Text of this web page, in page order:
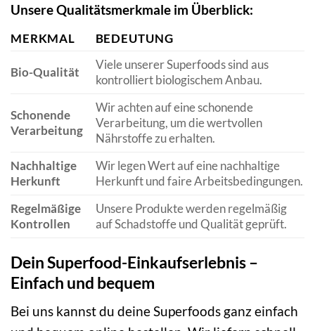
Unsere Qualitätsmerkmale im Überblick:
MERKMAL BEDEUTUNG
Bio-Qualität
Viele unserer Superfoods sind aus
kontrolliert biologischem Anbau.
Schonende
Verarbeitung
Wir achten auf eine schonende
Verarbeitung, um die wertvollen
Nährstoffe zu erhalten.
Nachhaltige
Herkunft
Wir legen Wert auf eine nachhaltige
Herkunft und faire Arbeitsbedingungen.
Regelmäßige
Kontrollen
Unsere Produkte werden regelmäßig
auf Schadstoffe und Qualität geprüft.
Dein Superfood-Einkaufserlebnis –
Einfach und bequem
Bei uns kannst du deine Superfoods ganz einfach